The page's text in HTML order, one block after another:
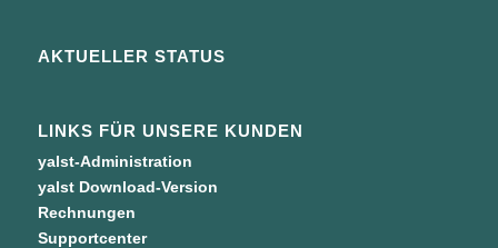
AKTUELLER STATUS
LINKS FÜR UNSERE KUNDEN
yalst-Administration
yalst Download-Version
Rechnungen
Supportcenter